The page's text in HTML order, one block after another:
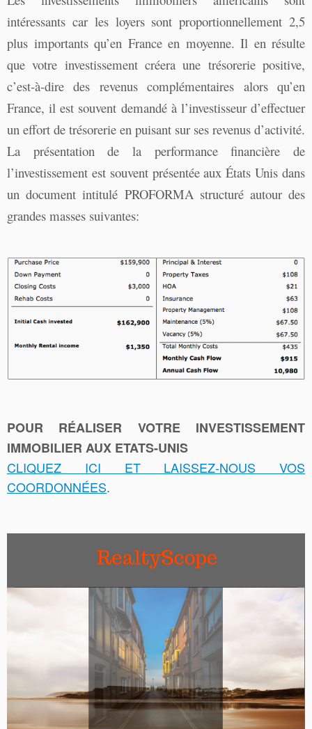
intéressants car les loyers sont proportionnellement 2,5
plus importants qu’en France en moyenne. Il en résulte
que votre investissement créera une trésorerie positive,
c’est-à-dire des revenus complémentaires alors qu’en
France, il est souvent demandé à l’investisseur d’effectuer
un effort de trésorerie en puisant sur ses revenus d’activité.
La présentation de la performance financière de
l’investissement est souvent présentée aux États Unis dans
un document intitulé PROFORMA structuré autour des
grandes masses suivantes:
POUR RÉALISER VOTRE INVESTISSEMENT
IMMOBILIER AUX ETATS-UNIS
CLIQUEZ ICI ET LAISSEZ-NOUS VOS
COORDONNÉES.